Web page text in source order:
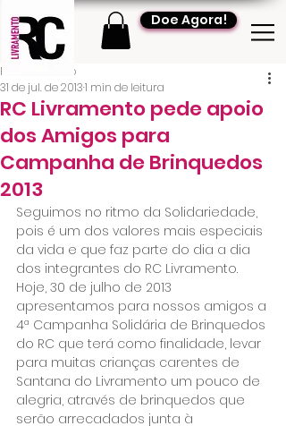
Doe Agora!
RC Livramento pede apoio
dos Amigos para
Campanha de Brinquedos
2013
RC Livramento
31 de jul. de 20131 min de leitura
Seguimos no ritmo da Solidariedade,
pois é um dos valores mais especiais
da vida e que faz parte do dia a dia
dos integrantes do RC Livramento.
Hoje, 30 de julho de 2013
apresentamos para nossos amigos a
4ª Campanha Solidária de Brinquedos
do RC que terá como finalidade, levar
para muitas crianças carentes de
Santana do Livramento um pouco de
alegria, através de brinquedos que
serão arrecadados junta à